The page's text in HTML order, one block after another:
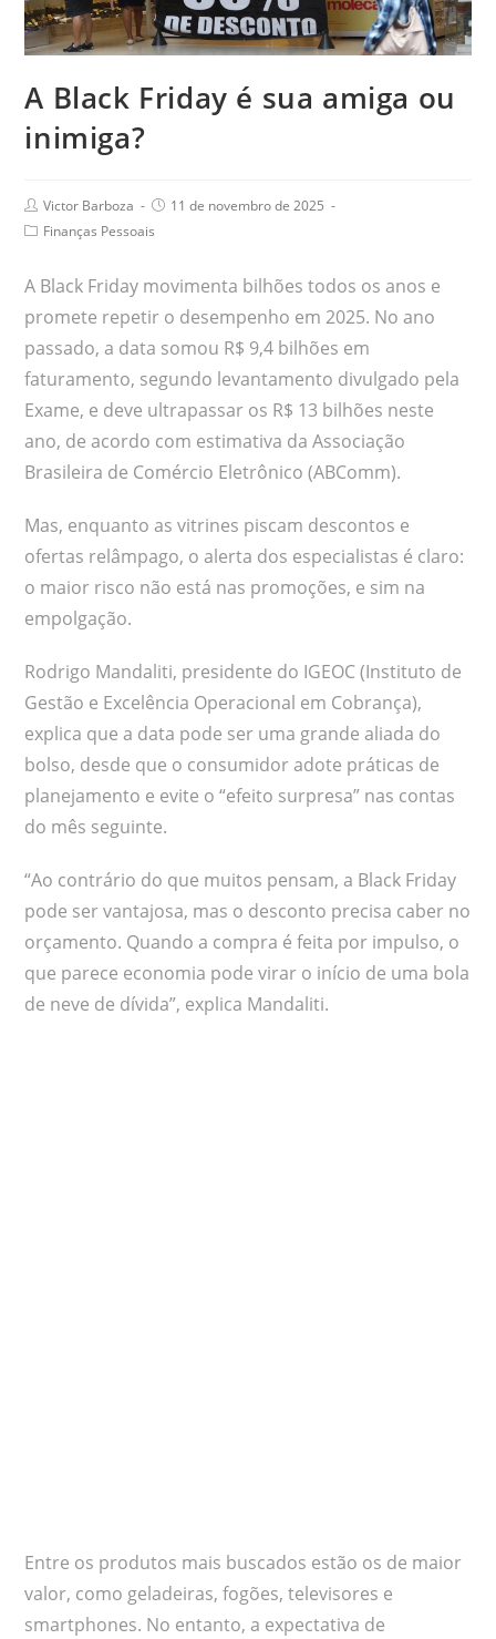
A Black Friday é sua amiga ou
inimiga?
Victor Barboza
11 de novembro de 2025
Finanças Pessoais
A Black Friday movimenta bilhões todos os anos e
promete repetir o desempenho em 2025. No ano
passado, a data somou R$ 9,4 bilhões em
faturamento, segundo levantamento divulgado pela
Exame, e deve ultrapassar os R$ 13 bilhões neste
ano, de acordo com estimativa da Associação
Brasileira de Comércio Eletrônico (ABComm).
Mas, enquanto as vitrines piscam descontos e
ofertas relâmpago, o alerta dos especialistas é claro:
o maior risco não está nas promoções, e sim na
empolgação.
Rodrigo Mandaliti, presidente do IGEOC (Instituto de
Gestão e Excelência Operacional em Cobrança),
explica que a data pode ser uma grande aliada do
bolso, desde que o consumidor adote práticas de
planejamento e evite o “efeito surpresa” nas contas
do mês seguinte.
“Ao contrário do que muitos pensam, a Black Friday
pode ser vantajosa, mas o desconto precisa caber no
orçamento. Quando a compra é feita por impulso, o
que parece economia pode virar o início de uma bola
de neve de dívida”, explica Mandaliti.
Entre os produtos mais buscados estão os de maior
valor, como geladeiras, fogões, televisores e
smartphones. No entanto, a expectativa de